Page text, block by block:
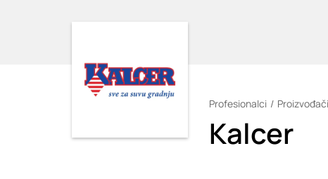
Profesionalci
Kalcer